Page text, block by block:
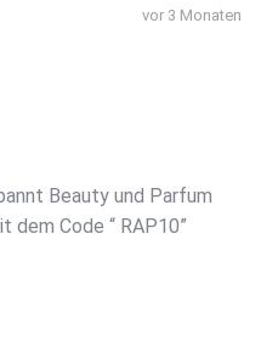
vor 3 Monaten
Beauty und Parfum
dem Code “ RAP10”